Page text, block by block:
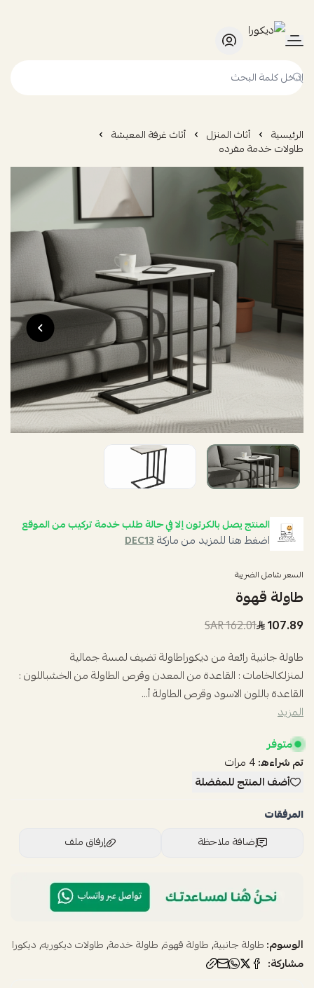
ديكورا
الرئيسية أثاث المنزل أثاث غرفة المعيشة
طاولات خدمة مفرده
المنتج يصل بالكرتون إلا في حالة طلب خدمة تركيب من الموقع
اضغط هنا للمزيد من ماركةDEC13
السعر شامل الضريبة
طاولة قهوة
107.89
162.01 SAR
طاولة جانبية رائعة من ديكوراطاولة تضيف لمسة جمالية
لمنزلكالخامات : القاعدة من المعدن وقرص الطاولة من الخشباللون :
القاعدة باللون الاسود وقرص الطاولة أ...
المزيد
متوفر
تم شراءه:4 مرات
أضف المنتج للمفضلة
المرفقات
إضافة ملاحظة
إرفاق ملف
اسحب و افلت الملف هنا
الوسوم:طاولة جانبية,طاولة قهوة,طاولة خدمة,طاولات ديكوريه,ديكورا
مشاركة: